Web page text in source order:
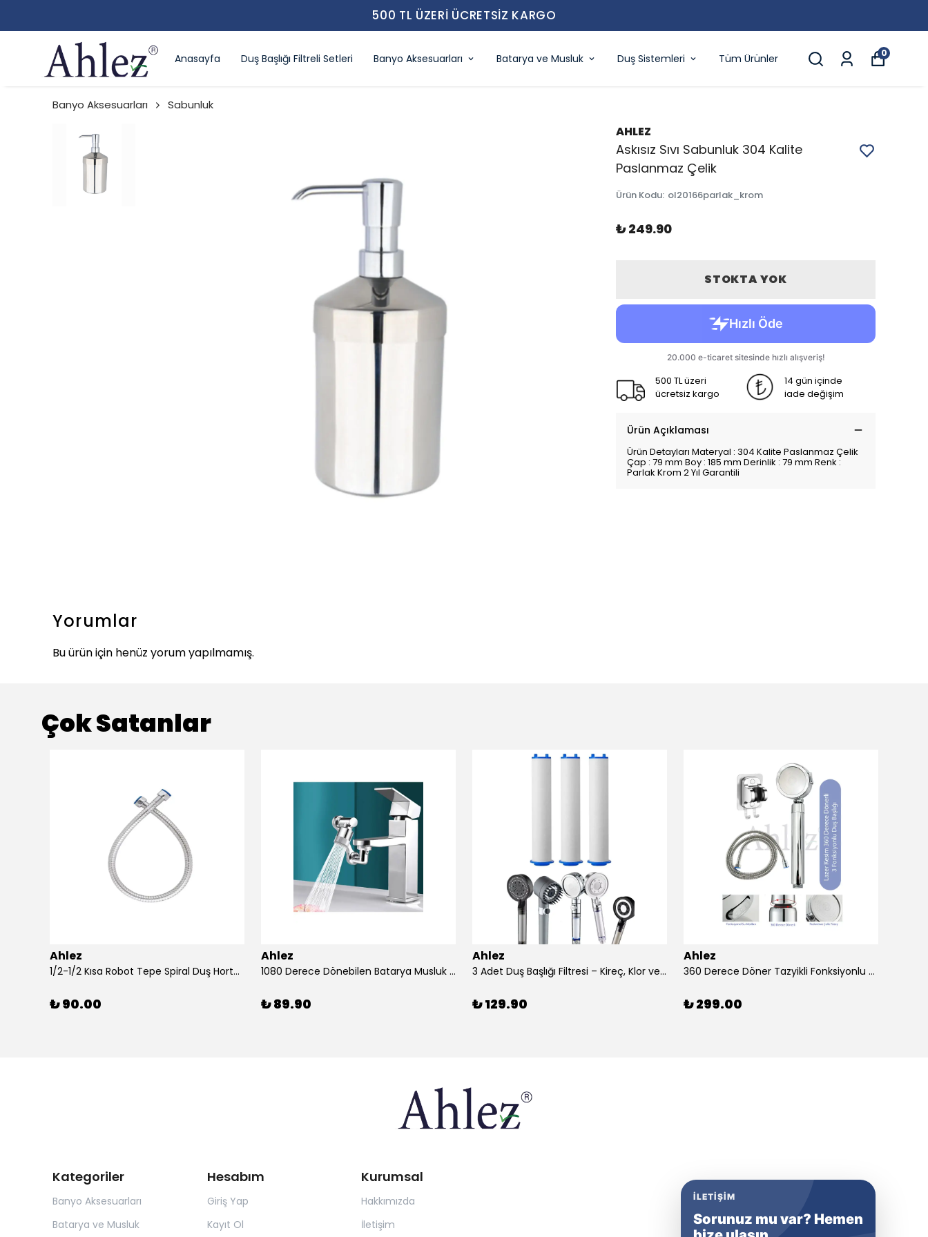
500 TL ÜZERI ÜCRETSIZ KARGO
Anasayfa Duş Başlığı Filtreli Setleri Banyo Aksesuarları Batarya ve Musluk Duş Sistemleri Tüm Ürünler 0
Banyo Aksesuarları Sabunluk
AHLEZ
Askısız Sıvı Sabunluk 304 Kalite
Paslanmaz Çelik
Ürün Kodu: ol20166parlak_krom
₺ 249.90
STOKTA YOK
500 TL üzeri
ücretsiz kargo
14 gün içinde
iade değişim
Ürün Açıklaması
Ürün Detayları Materyal : 304 Kalite Paslanmaz Çelik
Çap : 79 mm Boy : 185 mm Derinlik : 79 mm Renk :
Parlak Krom 2 Yıl Garantili
Yorumlar
Bu ürün için henüz yorum yapılmamış.
Çok Satanlar
Ahlez
1/2-1/2 Kısa Robot Tepe Spiral Duş Hortumu 60cm
₺ 90.00
Ahlez
1080 Derece Dönebilen Batarya Musluk Başlığı Krom Batarya 2 Fonksiyonlu Musluk Başlığı
₺ 89.90
Ahlez
3 Adet Duş Başlığı Filtresi – Kireç, Klor ve Pas Önleyici Yedek Filtre Seti
₺ 129.90
Ahlez
360 Derece Döner Tazyikli Fonksiyonlu Duş Başlığı Yapışkan Mafsallı Duş Sistemi
₺ 299.00
Kategoriler
Banyo Aksesuarları
Batarya ve Musluk
Hesabım
Giriş Yap
Kayıt Ol
Kurumsal
Hakkımızda
İletişim
İLETIŞIM
Sorunuz mu var? Hemen